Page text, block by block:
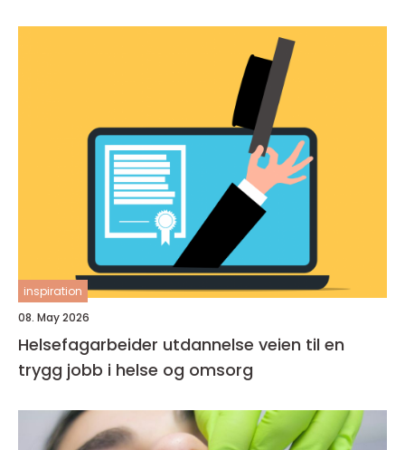
inspiration
08. May 2026
Helsefagarbeider utdannelse veien til en
trygg jobb i helse og omsorg